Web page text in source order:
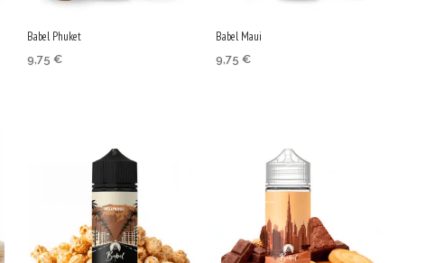
Babel Phuket
9,75€
Babel Maui
9,75 €